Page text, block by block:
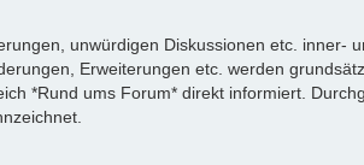
unwürdigen Diskussionen etc. inner-
Erweiterungen etc. werden
*Rund ums Forum* direkt informiert.